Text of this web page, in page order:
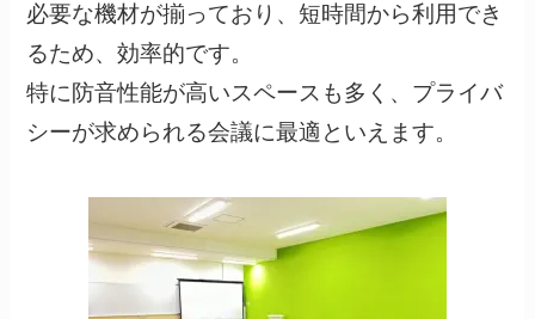
必要な機材が揃っており、短時間から利用でき
るため、効率的です。
特に防音性能が高いスペースも多く、プライバ
シーが求められる会議に最適といえます。